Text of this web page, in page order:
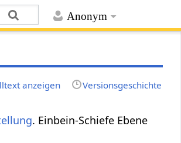
Anonym
anzeigen Versionsgeschichte
. Einbein-Schiefe Ebene